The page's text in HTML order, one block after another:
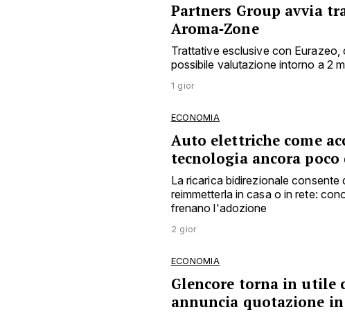
Partners Group avvia
Aroma‑Zone
Trattative esclusive con
possibile valutazione intorno a 2
1 gior
ECONOMIA
Auto elettriche come
tecnologia ancora
La ricarica bidirezionale consente
reimmetterla in casa o in rete:
frenano l'adozione
2 gior
ECONOMIA
Glencore torna in utile
annuncia quotazione